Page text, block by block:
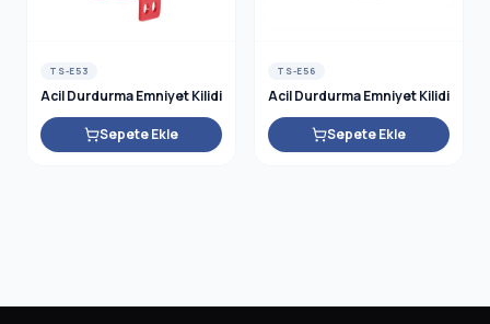
TS-E53
Acil Durdurma Emniyet Kilidi
Sepete Ekle
TS-E56
Acil Durdurma Emniyet Kilidi
Sepete Ekle